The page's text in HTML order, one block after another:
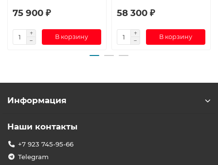
75 900 ₽
В корзину
58 300 ₽
В корзину
Информация
Наши контакты
+7 923 745-95-66
Telegram